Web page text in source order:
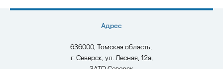
Адрес
636000, Томская область,
г. Северск, ул. Лесная, 12а,